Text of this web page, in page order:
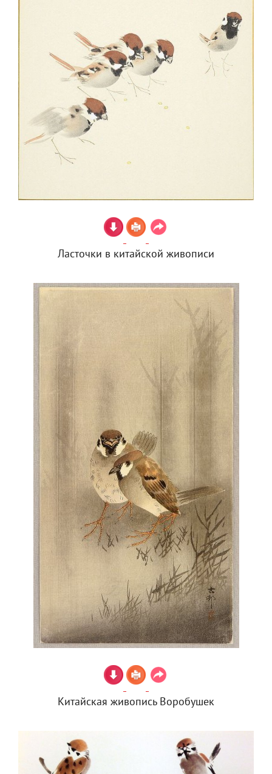
Ласточки в китайской живописи
Китайская живопись Воробушек